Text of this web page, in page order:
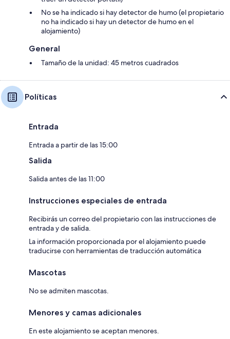
No se ha indicado si hay detector de humo (el propietario
no ha indicado si hay un detector de humo en el
alojamiento)
General
Tamaño de la unidad: 45 metros cuadrados
Políticas
Entrada
Entrada a partir de las 15:00
Salida
Salida antes de las 11:00
Instrucciones especiales de entrada
Recibirás un correo del propietario con las instrucciones de
entrada y de salida.
La información proporcionada por el alojamiento puede
traducirse con herramientas de traducción automática
Mascotas
No se admiten mascotas.
Menores y camas adicionales
En este alojamiento se aceptan menores.